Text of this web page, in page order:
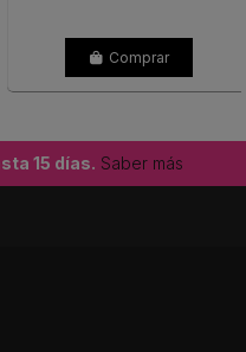
Comprar
15 días. Saber más